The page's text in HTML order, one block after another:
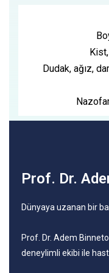
Dudak, ağız,
Prof. Dr.
Dünyaya uzanan bir
Prof . Dr. Adem
deneylimli ekibi ile